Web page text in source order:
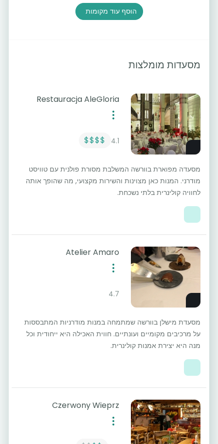
הוסף עוד מקומות
מסעדות מומלצות
Restauracja AleGloria
4.1
$$$$
מסעדה מפוארת בוורשה המשלבת מסורת פולנית עם טוויסט
מודרני. המנות כאן מצוינות והשירות מקצועי, מה שהופך אותה
לחוויה קולינרית בלתי נשכחת.
Atelier Amaro
4.7
מסעדת מישלן בוורשה שמתמחה במנות מודרניות המתבססות
על מרכיבים מקומיים ועונתיים. חווית האכילה היא ייחודית וכל
מנה היא יצירת אמנות קולינרית.
Czerwony Wieprz